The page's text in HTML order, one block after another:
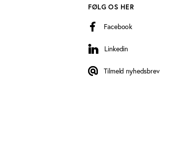
FØLG OS HER
Facebook
Linkedin
Linkedin
Tilmeld nyhedsbrev
Tilmeld nyhedsbrev